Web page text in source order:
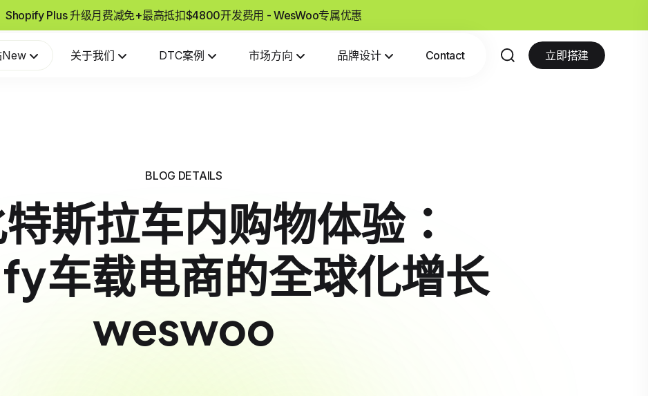
Shopify Plus 升级月费减免+最高抵扣$4800开发费用 - WesWoo专属优惠
New 关于我们 DTC案例 市场方向 品牌设计 Contact 立即搭建
BLOG DETAILS
斯拉车内购物体验：
车载电商的全球化增长
weswoo